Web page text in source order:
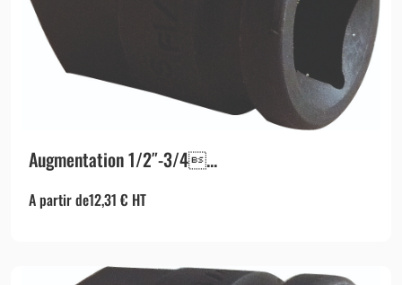
Augmentation 1/2″-3/4...
A partir de12,31 € HT